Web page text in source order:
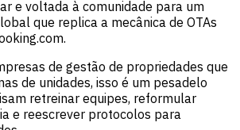
e voltada à comunidade para um
que replica a mecânica de OTAs
de gestão de propriedades que
de unidades, isso é um pesadelo
retreinar equipes, reformular
e reescrever protocolos para